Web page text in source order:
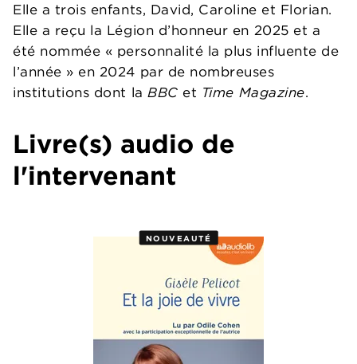
Elle a trois enfants, David, Caroline et Florian.
Elle a reçu la Légion d’honneur en 2025 et a
été nommée « personnalité la plus influente de
l’année » en 2024 par de nombreuses
institutions dont laBBC et Time Magazine.
Livre(s) audio de
l'intervenant
NOUVEAUTÉ